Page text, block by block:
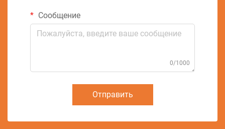
Сообщение
0/1000
Отправить